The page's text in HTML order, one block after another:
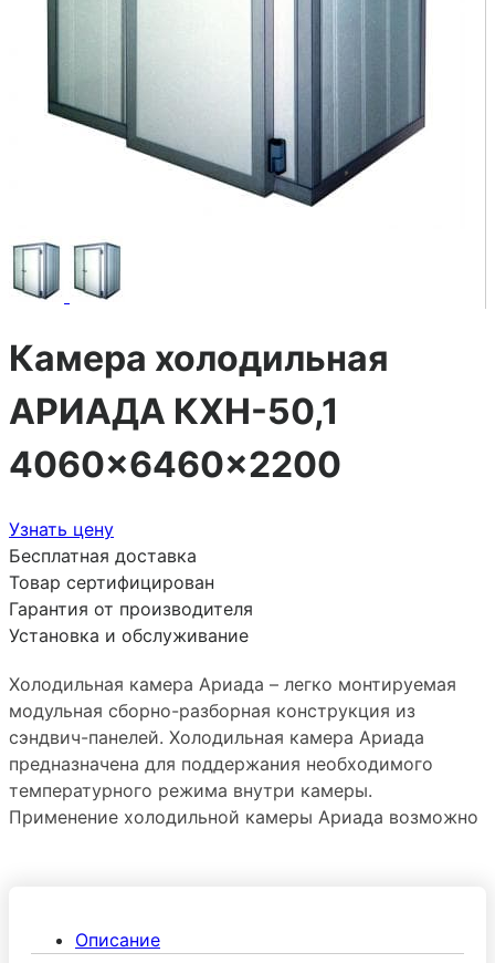
Камера холодильная
АРИАДА КХН-50,1
4060×6460×2200
Узнать цену
Бесплатная доставка
Товар сертифицирован
Гарантия от производителя
Установка и обслуживание
Холодильная камера Ариада – легко монтируемая
модульная сборно-разборная конструкция из
сэндвич-панелей. Холодильная камера Ариада
предназначена для поддержания необходимого
температурного режима внутри камеры.
Применение холодильной камеры Ариада возможно
хранение продуктов при температуре: -2:+6°С
Описание